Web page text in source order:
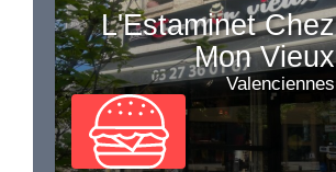
L'Estaminet Chez
Mon Vieux
Valenciennes